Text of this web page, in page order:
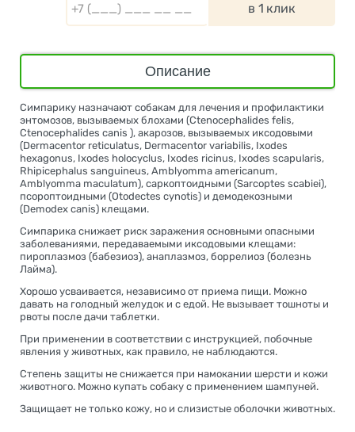
в 1 клик
Описание
Симпарику назначают собакам для лечения и профилактики
энтомозов, вызываемых блохами (Ctenocephalides felis,
Ctenocephalides canis ), акарозов, вызываемых иксодовыми
(Dermacentor reticulatus, Dermacentor variabilis, Ixodes
hexagonus, Ixodes holocyclus, Ixodes ricinus, Ixodes scapularis,
Rhipicephalus sanguineus, Amblyomma americanum,
Amblyomma maculatum), саркоптоидными (Sarcoptes scabiei),
псороптоидными (Otodectes cynotis) и демодекозными
(Demodex canis) клещами.
Симпарика снижает риск заражения основными опасными
заболеваниями, передаваемыми иксодовыми клещами:
пироплазмоз (бабезиоз), анаплазмоз, боррелиоз (болезнь
Лайма).
Хорошо усваивается, независимо от приема пищи. Можно
давать на голодный желудок и с едой. Не вызывает тошноты и
рвоты после дачи таблетки.
При применении в соответствии с инструкцией, побочные
явления у животных, как правило, не наблюдаются.
Степень защиты не снижается при намокании шерсти и кожи
животного. Можно купать собаку с применением шампуней.
Защищает не только кожу, но и слизистые оболочки животных.